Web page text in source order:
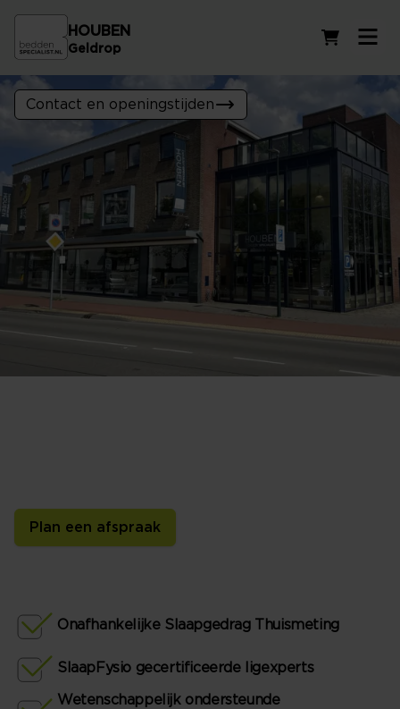
HOUBEN
Geldrop
Contact en openingstijden
Plan een afspraak
Onafhankelijke Slaapgedrag Thuismeting
SlaapFysio gecertificeerde ligexperts
Wetenschappelijk ondersteunde